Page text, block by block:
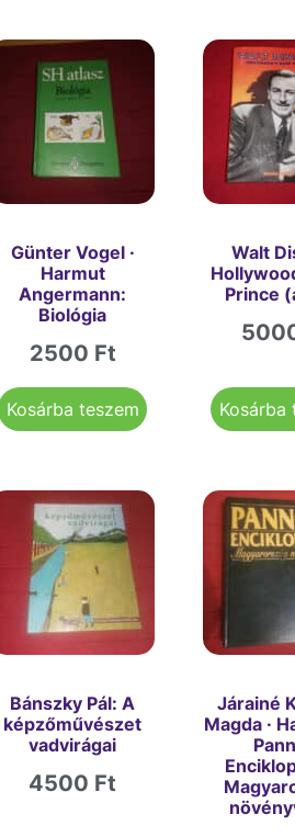
Günter Vogel ·
Harmut
Angermann:
Biológia
2500 Ft
Kosárba teszem
Walt
Prince
Kosárba
Bánszky Pál: A
képzőművészet
vadvirágai
4500 Ft
Járainé
Magda ·